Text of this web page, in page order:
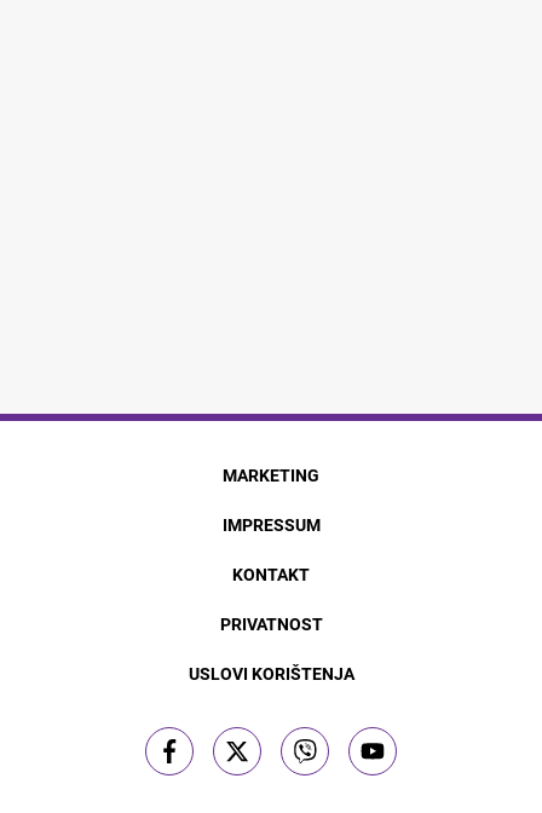
MARKETING
IMPRESSUM
KONTAKT
PRIVATNOST
USLOVI KORIŠTENJA